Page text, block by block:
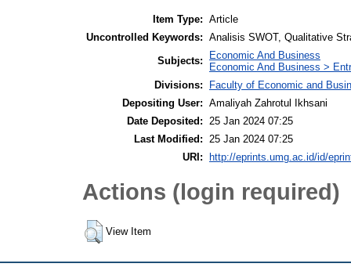
Item Type: Article
Uncontrolled Keywords: Analisis SWOT, Qualitative
Subjects:
Economic And Business
Economic And Business >
Divisions:
Faculty of Economic and
Depositing User: Amaliyah Zahrotul Ikhsani
Date Deposited:
25 Jan 2024 07:25
Last Modified:
25 Jan 2024 07:25
URI:
http://eprints.umg.ac.id/id/
Actions (login required)
View Item